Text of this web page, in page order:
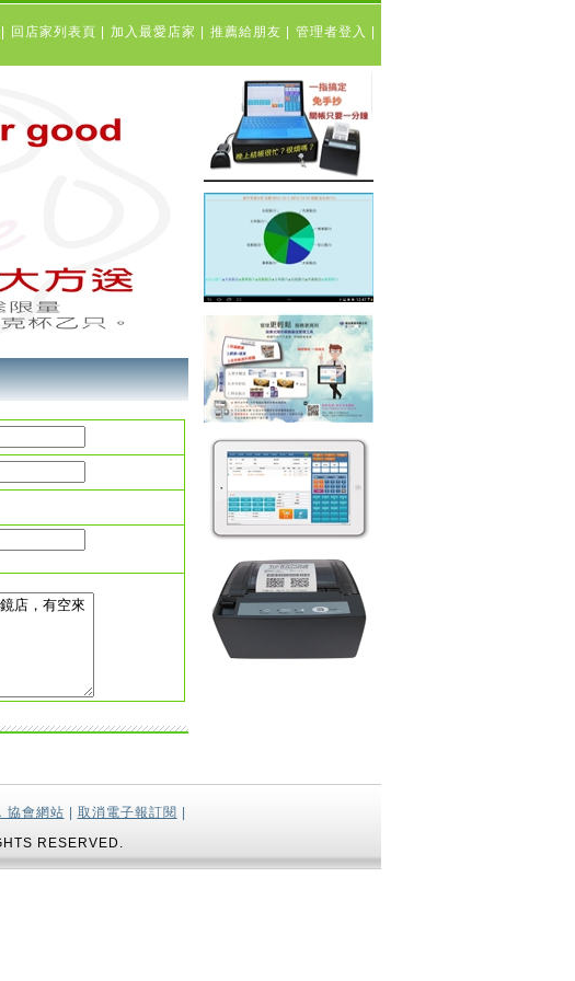
回店家列表頁 加入最愛店家 推薦給朋友 管理者登入
協會網站 取消電子報訂閱
RESERVED.